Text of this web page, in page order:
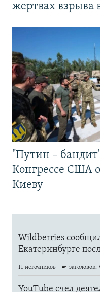
жертвах взрыва
"Путин –
Конгрессе США
Киеву